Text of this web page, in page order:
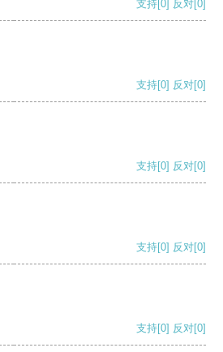
支持[0] 反对[0]
支持[0] 反对[0]
支持[0] 反对[0]
支持[0] 反对[0]
支持[0] 反对[0]